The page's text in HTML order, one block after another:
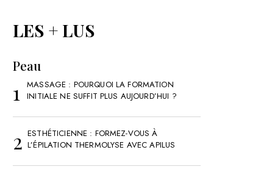
LES + LUS
Peau
MASSAGE : POURQUOI LA FORMATION
INITIALE NE SUFFIT PLUS AUJOURD’HUI ?
ESTHÉTICIENNE : FORMEZ-VOUS À
L’ÉPILATION THERMOLYSE AVEC APILUS